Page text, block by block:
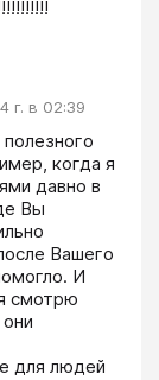
г. в 02:39
когда я
давно в
Вы
Вашего
И
смотрю
для людей